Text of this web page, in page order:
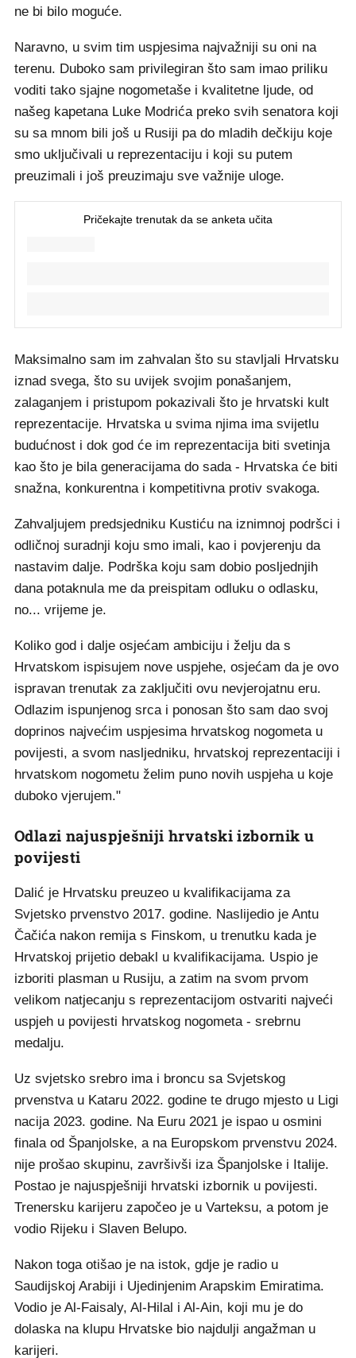
ne bi bilo moguće.
Naravno, u svim tim uspjesima najvažniji su oni na
terenu. Duboko sam privilegiran što sam imao priliku
voditi tako sjajne nogometaše i kvalitetne ljude, od
našeg kapetana Luke Modrića preko svih senatora koji
su sa mnom bili još u Rusiji pa do mladih dečkiju koje
smo uključivali u reprezentaciju i koji su putem
preuzimali i još preuzimaju sve važnije uloge.
Maksimalno sam im zahvalan što su stavljali Hrvatsku
iznad svega, što su uvijek svojim ponašanjem,
zalaganjem i pristupom pokazivali što je hrvatski kult
reprezentacije. Hrvatska u svima njima ima svijetlu
budućnost i dok god će im reprezentacija biti svetinja
kao što je bila generacijama do sada - Hrvatska će biti
snažna, konkurentna i kompetitivna protiv svakoga.
Zahvaljujem predsjedniku Kustiću na iznimnoj podršci i
odličnoj suradnji koju smo imali, kao i povjerenju da
nastavim dalje. Podrška koju sam dobio posljednjih
dana potaknula me da preispitam odluku o odlasku,
no... vrijeme je.
Koliko god i dalje osjećam ambiciju i želju da s
Hrvatskom ispisujem nove uspjehe, osjećam da je ovo
ispravan trenutak za zaključiti ovu nevjerojatnu eru.
Odlazim ispunjenog srca i ponosan što sam dao svoj
doprinos najvećim uspjesima hrvatskog nogometa u
povijesti, a svom nasljedniku, hrvatskoj reprezentaciji i
hrvatskom nogometu želim puno novih uspjeha u koje
duboko vjerujem."
Odlazi najuspješniji hrvatski izbornik u
povijesti
Dalić je Hrvatsku preuzeo u kvalifikacijama za
Svjetsko prvenstvo 2017. godine. Naslijedio je Antu
Čačića nakon remija s Finskom, u trenutku kada je
Hrvatskoj prijetio debakl u kvalifikacijama. Uspio je
izboriti plasman u Rusiju, a zatim na svom prvom
velikom natjecanju s reprezentacijom ostvariti najveći
uspjeh u povijesti hrvatskog nogometa - srebrnu
medalju.
Uz svjetsko srebro ima i broncu sa Svjetskog
prvenstva u Kataru 2022. godine te drugo mjesto u Ligi
nacija 2023. godine. Na Euru 2021 je ispao u osmini
finala od Španjolske, a na Europskom prvenstvu 2024.
nije prošao skupinu, završivši iza Španjolske i Italije.
Postao je najuspješniji hrvatski izbornik u povijesti.
Trenersku karijeru započeo je u Varteksu, a potom je
vodio Rijeku i Slaven Belupo.
Nakon toga otišao je na istok, gdje je radio u
Saudijskoj Arabiji i Ujedinjenim Arapskim Emiratima.
Vodio je Al-Faisaly, Al-Hilal i Al-Ain, koji mu je do
dolaska na klupu Hrvatske bio najdulji angažman u
karijeri.